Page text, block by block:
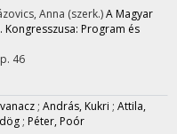
Anna (szerk.)A Magyar
Kongresszusa: Program és
p. 46
; András, Kukri ; Attila,
; Péter, Poór